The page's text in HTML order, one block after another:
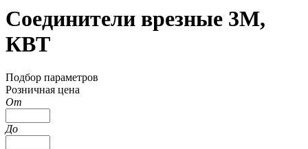
Соединители врезные 3M,
КВТ
Подбор параметров
Розничная цена
От
До